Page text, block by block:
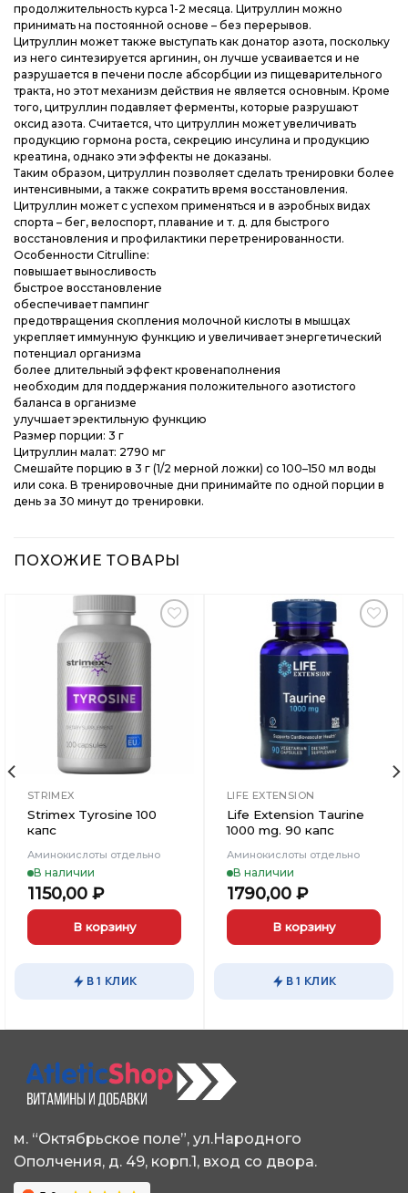
продолжительность курса 1-2 месяца. Цитруллин можно
принимать на постоянной основе – без перерывов.
Цитруллин может также выступать как донатор азота, поскольку
из него синтезируется аргинин, он лучше усваивается и не
разрушается в печени после абсорбции из пищеварительного
тракта, но этот механизм действия не является основным. Кроме
того, цитруллин подавляет ферменты, которые разрушают
оксид азота. Считается, что цитруллин может увеличивать
продукцию гормона роста, секрецию инсулина и продукцию
креатина, однако эти эффекты не доказаны.
Таким образом, цитруллин позволяет сделать тренировки более
интенсивными, а также сократить время восстановления.
Цитруллин может с успехом применяться и в аэробных видах
спорта – бег, велоспорт, плавание и т. д. для быстрого
восстановления и профилактики перетренированности.
Особенности Citrulline:
повышает выносливость
быстрое восстановление
обеспечивает пампинг
предотвращения скопления молочной кислоты в мышцах
укрепляет иммунную функцию и увеличивает энергетический
потенциал организма
более длительный эффект кровенаполнения
необходим для поддержания положительного азотистого
баланса в организме
улучшает эректильную функцию
Размер порции: 3 г
Цитруллин малат: 2790 мг
Смешайте порцию в 3 г (1/2 мерной ложки) со 100–150 мл воды
или сока. В тренировочные дни принимайте по одной порции в
день за 30 минут до тренировки.
ПОХОЖИЕ ТОВАРЫ
STRIMEX
Strimex Tyrosine 100
капс
Аминокислоты отдельно
В наличии
1150,00 ₽
В корзину
В 1 КЛИК
Добавить
Вишлист
LIFE EXTENSION
Life Extension Taurine
1000 mg. 90 капс
Аминокислоты отдельно
В наличии
1790,00 ₽
В корзину
В 1 КЛИК
м. “Октябрьское поле”, ул.Народного
Ополчения, д. 49, корп.1, вход со двора.